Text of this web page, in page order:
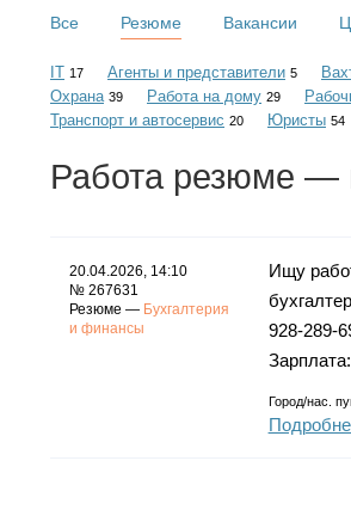
Все Резюме Вакансии
IT 17 Агенты и представители 5
Охрана 39 Работа на дому 29
Транспорт и автосервис 20 Юристы 54
Работа резюме —
20.04.2026, 14:10
№ 267631
Резюме — Бухгалтерия
и финансы
Ищу
928-289-
Зарплата:
Город/нас.